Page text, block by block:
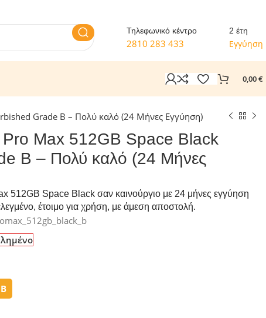
Τηλεφωνικό κέντρο
2810 283 433
2 έτη
Εγγύηση
0,00€
Grade B – Πολύ καλό (24 Μήνες Εγγύηση)
Max 512GB Space Black
B – Πολύ καλό (24 Μήνες
512GB Space Black σαν καινούργιο με 24 μήνες εγγύηση
έτοιμο για χρήση, με άμεση αποστολή.